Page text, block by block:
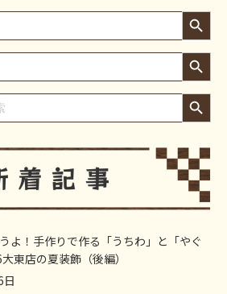
Search Button
Search Button
Search Button
よ！手作りで作る「うちわ」と「やぐ
東店の夏装飾（後編）